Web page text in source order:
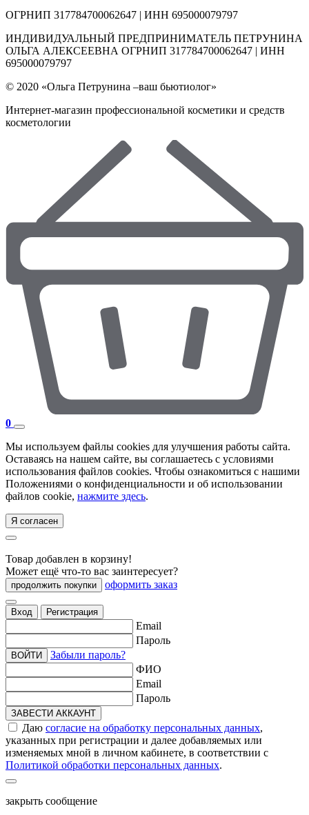
ОГРНИП 317784700062647 | ИНН 695000079797
ИНДИВИДУАЛЬНЫЙ ПРЕДПРИНИМАТЕЛЬ ПЕТРУНИНА
ОЛЬГА АЛЕКСЕЕВНА ОГРНИП 317784700062647 | ИНН
695000079797
© 2020 «Ольга Петрунина –ваш бьютиолог»
Интернет-магазин профессиональной косметики и средств
косметологии
0
Мы используем файлы cookies для улучшения работы сайта.
Оставаясь на нашем сайте, вы соглашаетесь с условиями
использования файлов cookies. Чтобы ознакомиться с нашими
Положениями о конфиденциальности и об использовании
файлов cookie, нажмите здесь.
Я согласен
Товар добавлен в корзину!
Может ещё что-то вас заинтересует?
продолжить покупки оформить заказ
Вход Регистрация
Email
Пароль
ВОЙТИ
Забыли пароль?
ФИО
Email
Пароль
ЗАВЕСТИ АККАУНТ
Даю согласие на обработку персональных данных,
указанных при регистрации и далее добавляемых или
изменяемых мной в личном кабинете, в соответствии с
Политикой обработки персональных данных.
закрыть сообщение